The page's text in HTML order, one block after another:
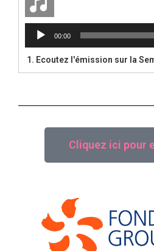
Lecteur
audio
00:00
1. Ecoutez l'émission sur la Semaine
Cliquez ici pour